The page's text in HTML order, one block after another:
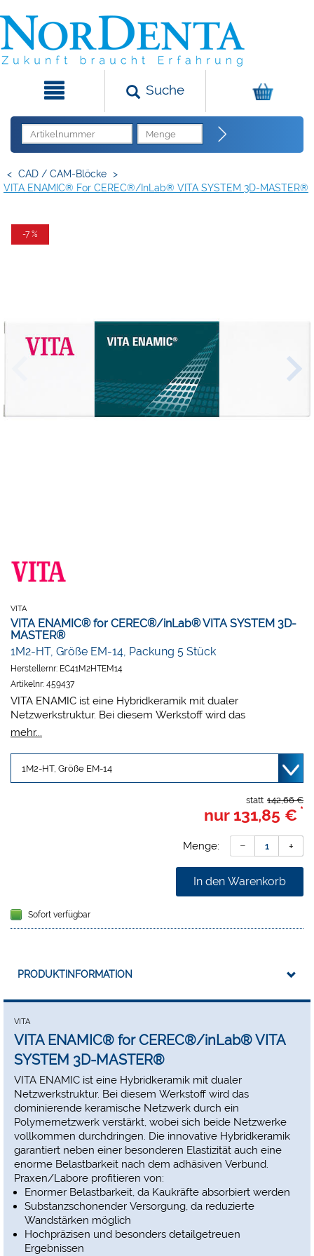
Suche
< CAD / CAM-Blöcke >
VITA ENAMIC® For CEREC®/inLab® VITA SYSTEM 3D-MASTER®
-7 %
VITA
VITA ENAMIC® for CEREC®/inLab® VITA SYSTEM 3D-
MASTER®
1M2-HT, Größe EM-14, Packung 5 Stück
Herstellernr: EC41M2HTEM14
Artikelnr: 459437
VITA ENAMIC ist eine Hybridkeramik mit dualer
Netzwerkstruktur. Bei diesem Werkstoff wird das
dominierende keramische Netzwerk durch ein
vollkommen durchdringen. Die innovative Hybridkeramik
garantiert neben einer besonderen Elastizität auch eine
enorme Belastbarkeit nach dem adhäsiven Verbund.
Enormer Belastbarkeit, da Kaukräfte absorbiert werden
Substanzschonender Versorgung, da reduzierte
Hochpräzisen und besonders detailgetreuen Ergebnissen
Schneller und wirtschaftlicher CAM-Fertigung
Besonders zahnähnlichen Materialeigenschaften
Für minimalinvasive Rekonstruktionen sowie
Seitenzahnkronen
Non-Prep-Veneer/Tabletop
Implantatgetragene Krone
VITA ENAMIC wird in den Geometrien EM-14 (12 x 14 x 18
mm) und EM-10 (8 x 10 x 12 mm) angeboten. Farbangebot:
VITA ENAMIC ist in den Transluzenzstufen HT (high
translucent), T (translucent) sowie ST (super translucent) und
jeweils in den fünf VITA SYSTEM 3D-MASTER Farben 0M1,
1M1, 1M2, 2M2 und 3M2 erhältlich.
Größe EM-14:12 x 14 x 18 mm,
Größe EM-10:8 x 10 x 12 mm.
Hinweis:Größe EM-10 ist nur in HT erhältlich.
mehr...
142,66 €
statt
nur 131,85 € *
Menge:
In den Warenkorb
Sofort verfügbar
PRODUKTINFORMATION
VITA
VITA ENAMIC® for CEREC®/inLab® VITA
SYSTEM 3D-MASTER®
VITA ENAMIC ist eine Hybridkeramik mit dualer
Netzwerkstruktur. Bei diesem Werkstoff wird das
dominierende keramische Netzwerk durch ein
Polymernetzwerk verstärkt, wobei sich beide Netzwerke
vollkommen durchdringen. Die innovative Hybridkeramik
garantiert neben einer besonderen Elastizität auch eine
enorme Belastbarkeit nach dem adhäsiven Verbund.
Praxen/Labore profitieren von:
Enormer Belastbarkeit, da Kaukräfte absorbiert werden
Substanzschonender Versorgung, da reduzierte
Wandstärken möglich
Hochpräzisen und besonders detailgetreuen
Ergebnissen